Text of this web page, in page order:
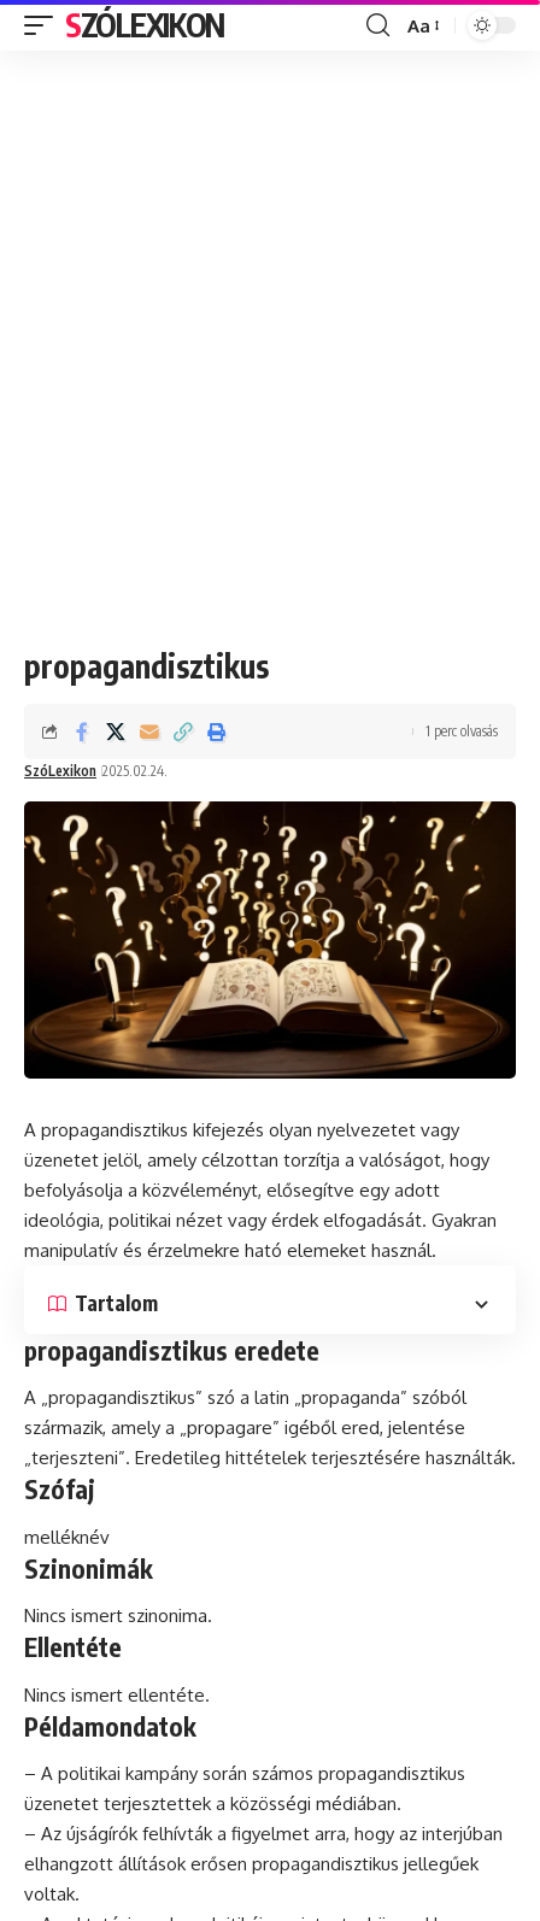
SZÓLEXIKON
Font
Aa
propagandisztikus
SzóLexikon 2025.02.24.
1 perc olvasás
A propagandisztikus kifejezés olyan nyelvezetet vagy
üzenetet jelöl, amely célzottan torzítja a valóságot, hogy
befolyásolja a közvéleményt, elősegítve egy adott
ideológia, politikai nézet vagy érdek elfogadását. Gyakran
manipulatív és érzelmekre ható elemeket használ.
Tartalom
propagandisztikus eredete
A „propagandisztikus” szó a latin „propaganda” szóból
származik, amely a „propagare” igéből ered, jelentése
„terjeszteni”. Eredetileg hittételek terjesztésére használták.
Szófaj
melléknév
Szinonimák
Nincs ismert szinonima.
Ellentéte
Nincs ismert ellentéte.
Példamondatok
– A politikai kampány során számos propagandisztikus
üzenetet terjesztettek a közösségi médiában.
– Az újságírók felhívták a figyelmet arra, hogy az interjúban
elhangzott állítások erősen propagandisztikus jellegűek
voltak.